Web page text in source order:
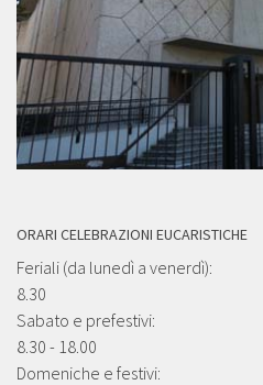
ORARI CELEBRAZIONI EUCARISTICHE
Feriali (da lunedì a venerdì):
8.30
Sabato e prefestivi:
8.30 - 18.00
Domeniche e festivi: